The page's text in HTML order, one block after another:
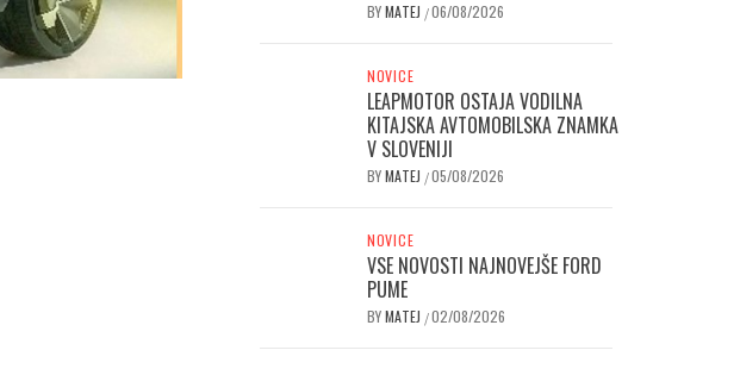
BYMATEJ /06/08/2026
NOVICE
LEAPMOTOR OSTAJA VODILNA
KITAJSKA AVTOMOBILSKA ZNAMKA
V SLOVENIJI
BYMATEJ /05/08/2026
NOVICE
VSE NOVOSTI NAJNOVEJŠE FORD
PUME
BYMATEJ /02/08/2026